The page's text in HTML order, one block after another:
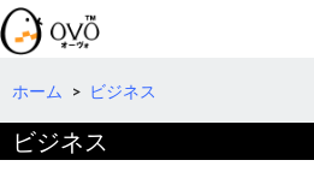
検
索
コ
テ
へ
ホーム > ビジネス
ビジネス